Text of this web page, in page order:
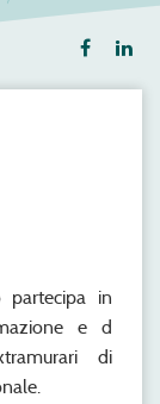
partecipa in
e d
di